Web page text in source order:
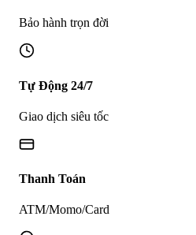
Bảo hành trọn đời
Tự Động 24/7
Giao dịch siêu tốc
Thanh Toán
ATM/Momo/Card